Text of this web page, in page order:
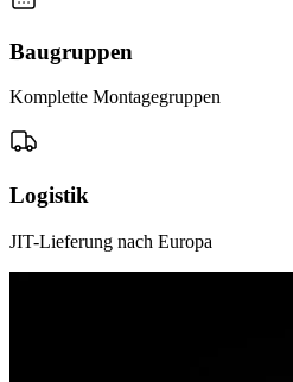
Baugruppen
Komplette Montagegruppen
Logistik
JIT-Lieferung nach Europa